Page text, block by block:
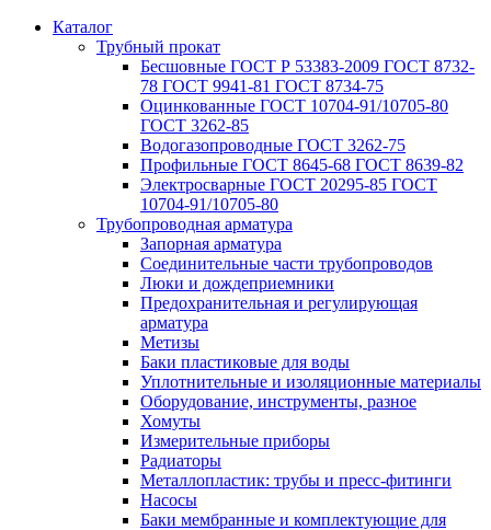
Каталог
Трубный прокат
Беcшовные ГОСТ Р 53383-2009 ГОСТ 8732-
78 ГОСТ 9941-81 ГОСТ 8734-75
Оцинкованные ГОСТ 10704-91/10705-80
ГОСТ 3262-85
Водогазопроводные ГОСТ 3262-75
Профильные ГОСТ 8645-68 ГОСТ 8639-82
Электросварные ГОСТ 20295-85 ГОСТ
10704-91/10705-80
Трубопроводная арматура
Запорная арматура
Соединительные части трубопроводов
Люки и дождеприемники
Предохранительная и регулирующая
арматура
Метизы
Баки пластиковые для воды
Уплотнительные и изоляционные материалы
Оборудование, инструменты, разное
Хомуты
Измерительные приборы
Радиаторы
Металлопластик: трубы и пресс-фитинги
Насосы
Баки мембранные и комплектующие для